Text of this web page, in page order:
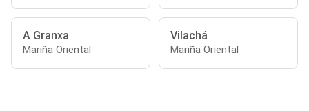
A Granxa
Mariña Oriental
Vilachá
Mariña Oriental